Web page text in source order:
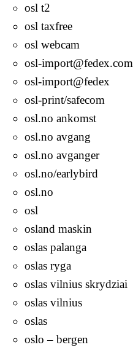
osl t2
osl taxfree
osl webcam
osl-import@fedex.com
osl-import@fedex
osl-print/safecom
osl.no ankomst
osl.no avgang
osl.no avganger
osl.no/earlybird
osl.no
osl
osland maskin
oslas palanga
oslas ryga
oslas vilnius skrydziai
oslas vilnius
oslas
oslo – bergen